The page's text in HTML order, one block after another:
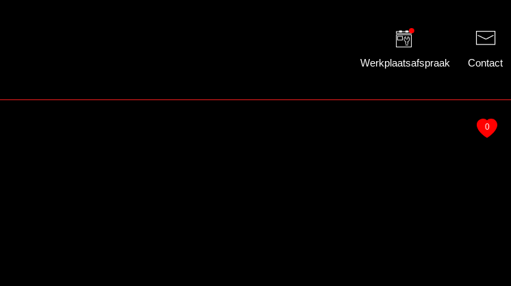
Werkplaatsafspraak Contact
0